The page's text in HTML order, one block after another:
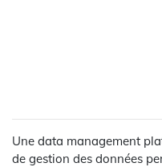
Une data management
de gestion des données